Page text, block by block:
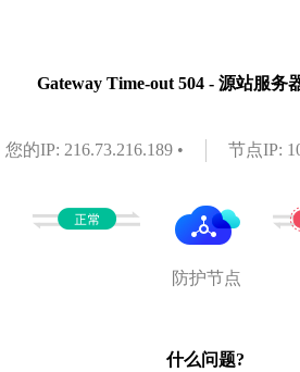
Gateway Time-out 504 - 源站服务
您的IP: 216.73.216.189 • 节点IP:
防护节点
什么问题?